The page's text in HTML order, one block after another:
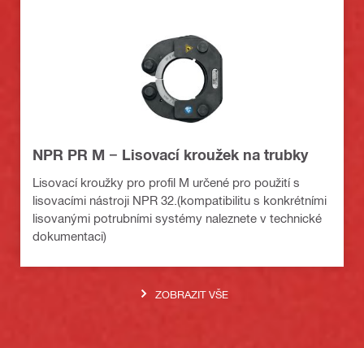
NPR PR M − Lisovací kroužek na trubky
Lisovací kroužky pro profil M určené pro použití s
lisovacími nástroji NPR 32.(kompatibilitu s konkrétními
lisovanými potrubními systémy naleznete v technické
dokumentaci)
ZOBRAZIT VŠE